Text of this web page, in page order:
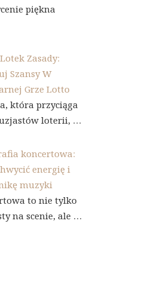
piękna
Zasady:
Szansy W
Grze Lotto
która przyciąga
loterii, …
koncertowa:
energię i
muzyki
to nie tylko
na scenie, ale …